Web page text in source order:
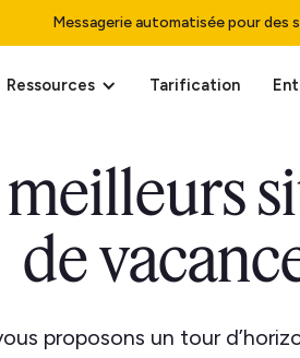
Messagerie automatisée pour des
Ressources Tarification
de
proposons un tour